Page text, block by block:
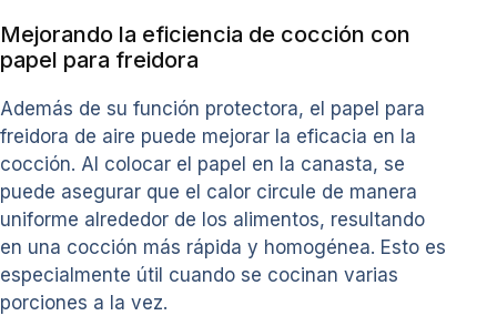
Mejorando la eficiencia de cocción con
papel para freidora
Además de su función protectora, el papel para
freidora de aire puede mejorar la eficacia en la
cocción. Al colocar el papel en la canasta, se
puede asegurar que el calor circule de manera
uniforme alrededor de los alimentos, resultando
en una cocción más rápida y homogénea. Esto es
especialmente útil cuando se cocinan varias
porciones a la vez.